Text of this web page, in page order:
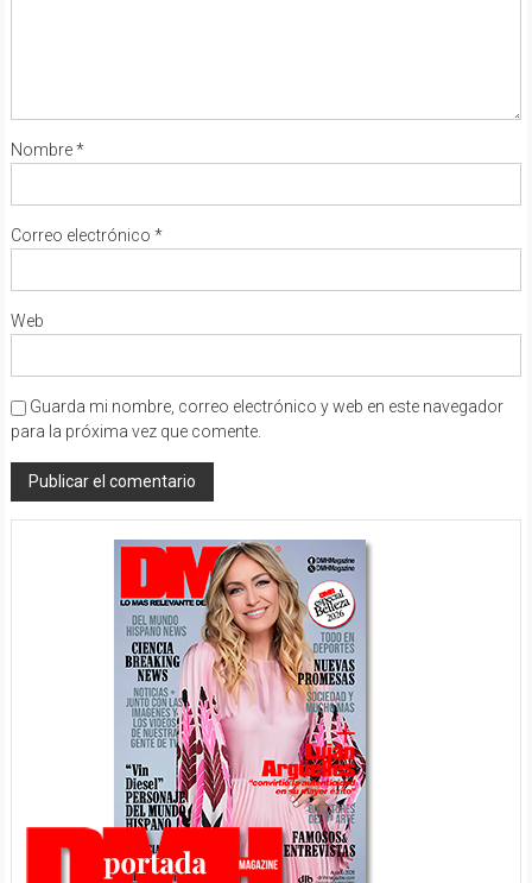
Nombre*
Correo electrónico *
Web
Guarda mi nombre, correo electrónico y web en este navegador
para la próxima vez que comente.